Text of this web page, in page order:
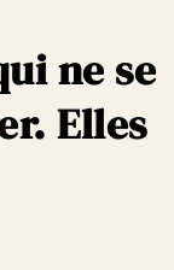
ne se
Elles